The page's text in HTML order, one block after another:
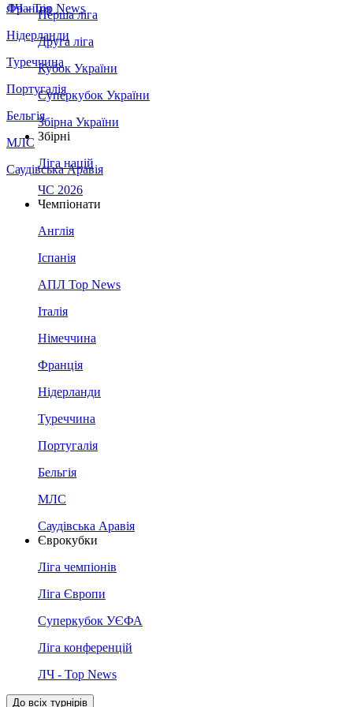
Франція
Нідерланди
Туреччина
Португалія
Бельгія
МЛС
Саудівська Аравія
ЛЧ - Top News
Перша ліга
Друга ліга
Кубок України
Суперкубок України
Збірна України
Збірні
Ліга націй
ЧС 2026
Чемпіонати
Англія
Іспанія
АПЛ Top News
Італія
Німеччина
Франція
Нідерланди
Туреччина
Португалія
Бельгія
МЛС
Саудівська Аравія
Єврокубки
Ліга чемпіонів
Ліга Європи
Суперкубок УЄФА
Ліга конференцій
ЛЧ - Top News
До всіх турнірів